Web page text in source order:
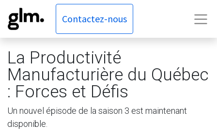
Contactez-nous
La Productivité
Manufacturière du Québec
: Forces et Défis
Un nouvel épisode de la saison 3 est maintenant
disponible.